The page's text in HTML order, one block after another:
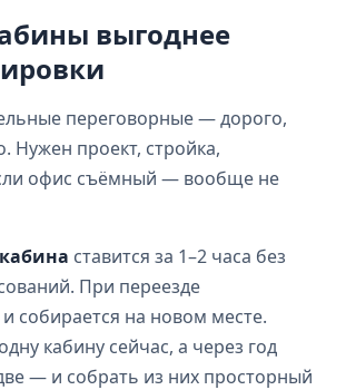
выгоднее
переговорные — дорого,
Нужен проект, стройка,
офис съёмный — вообще не
ставится за 1–2 часа без
При переезде
собирается на новом месте.
кабину сейчас, а через год
— и собрать из них просторный